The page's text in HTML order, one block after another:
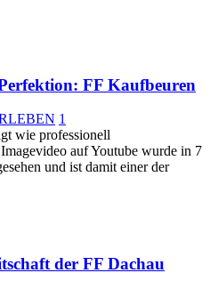
FF Kaufbeuren
1
wie professionell
auf Youtube wurde in 7
und ist damit einer der
der FF Dachau